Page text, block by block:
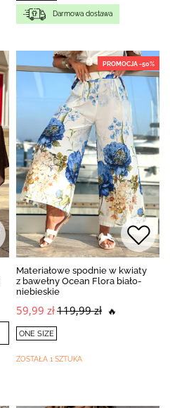
Darmowa dostawa
PROMOCJA -50%
Materiałowe spodnie w kwiaty
z bawełny Ocean Flora biało-
niebieskie
59,99 zł119,99 zł 🔥
ONE SIZE
ZOSTAŁA 1 SZTUKA